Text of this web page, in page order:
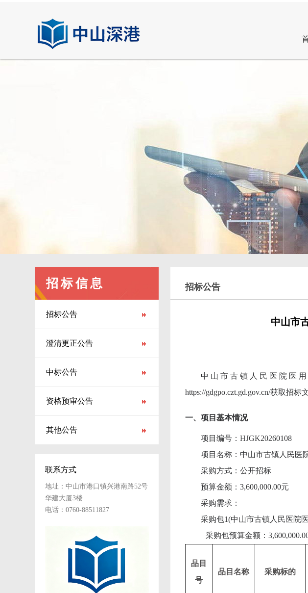
招标信息
招标公告
澄清更正公告
中标公告
资格预审公告
其他公告
联系方式
地址：中山市港口镇兴港南路52号
华建大厦3楼
电话：0760-88511827
招标公告
中山市
中山市古镇人民医院医
https://gdgpo.czt.gd.gov.cn/获取招
一、项目基本情况
项目编号： HJGK20260108
项目名称：中山市古镇人民医
采购方式：公开招标
预算金额： 3,600,000.00元
采购需求：
采购包1(中山市古镇人民医院
采购包预算金额：
品目
号
品目名称 采购标的